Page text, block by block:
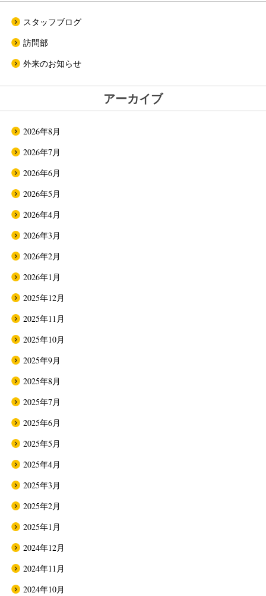
スタッフブログ
訪問部
外来のお知らせ
アーカイブ
2026年8月
2026年7月
2026年6月
2026年5月
2026年4月
2026年3月
2026年2月
2026年1月
2025年12月
2025年11月
2025年10月
2025年9月
2025年8月
2025年7月
2025年6月
2025年5月
2025年4月
2025年3月
2025年2月
2025年1月
2024年12月
2024年11月
2024年10月